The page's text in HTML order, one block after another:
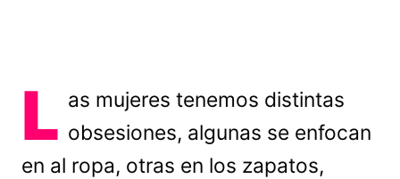
L as mujeres tenemos distintas
obsesiones, algunas se enfocan
en al ropa, otras en los zapatos,